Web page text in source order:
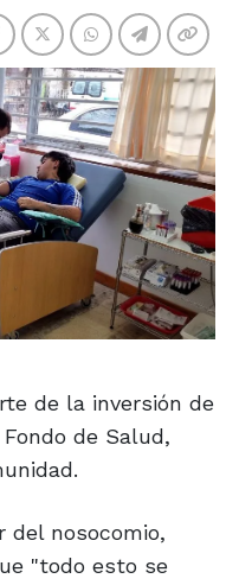
de la inversión de
de Salud,
del nosocomio,
"todo esto se